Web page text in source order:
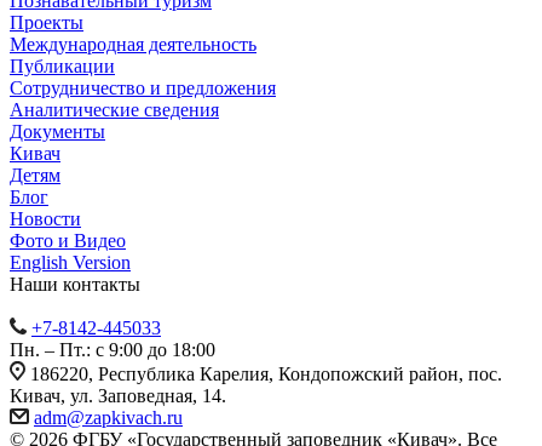
Проекты
Международная деятельность
Публикации
Сотрудничество и предложения
Аналитические сведения
Документы
Кивач
Детям
Блог
Новости
Фото и Видео
English Version
Наши контакты
+7-8142-445033
Пн. – Пт.: с 9:00 до 18:00
186220, Республика Карелия, Кондопожский район, пос.
Кивач, ул. Заповедная, 14.
adm@zapkivach.ru
© 2026 ФГБУ «Государственный заповедник «Кивач». Все